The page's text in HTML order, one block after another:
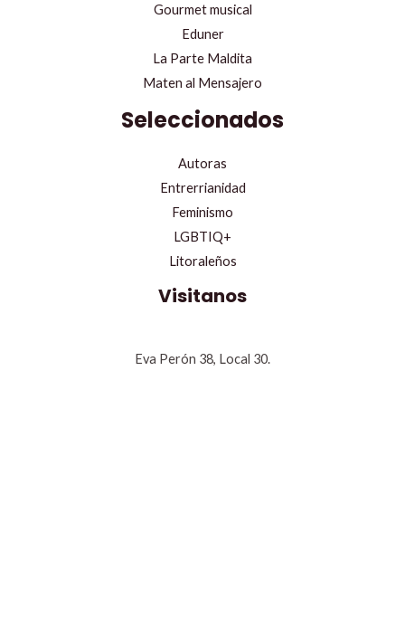
Gourmet musical
Eduner
La Parte Maldita
Maten al Mensajero
Seleccionados
Autoras
Entrerrianidad
Feminismo
LGBTIQ+
Litoraleños
Visitanos
Eva Perón 38, Local 30.